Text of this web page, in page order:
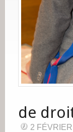
de
2